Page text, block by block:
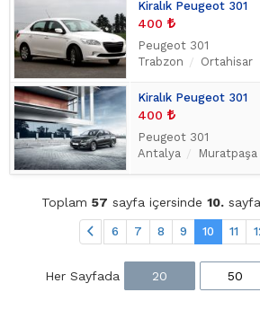
Kiralık Peugeot 301
400
Peugeot 301
Trabzon
Ortahisar
Kiralık Peugeot 301
400
Peugeot 301
Antalya
Muratpaşa
Toplam 57 sayfa içersinde 10.
6 7 8 9 10 11
Her Sayfada 20 50